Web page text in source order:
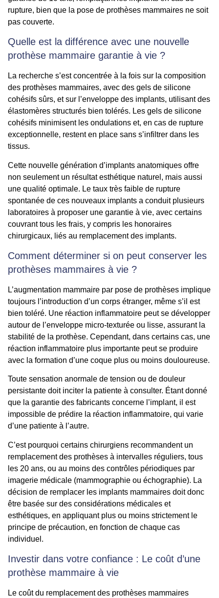
rupture, bien que la pose de prothèses mammaires ne soit
pas couverte.
Quelle est la différence avec une nouvelle
prothèse mammaire garantie à vie ?
La recherche s’est concentrée à la fois sur la composition
des prothèses mammaires, avec des gels de silicone
cohésifs sûrs, et sur l’enveloppe des implants, utilisant des
élastomères structurés bien tolérés. Les gels de silicone
cohésifs minimisent les ondulations et, en cas de rupture
exceptionnelle, restent en place sans s’infiltrer dans les
tissus.
Cette nouvelle génération d’implants anatomiques offre
non seulement un résultat esthétique naturel, mais aussi
une qualité optimale. Le taux très faible de rupture
spontanée de ces nouveaux implants a conduit plusieurs
laboratoires à proposer une garantie à vie, avec certains
couvrant tous les frais, y compris les honoraires
chirurgicaux, liés au remplacement des implants.
Comment déterminer si on peut conserver les
prothèses mammaires à vie ?
L’augmentation mammaire par pose de prothèses implique
toujours l’introduction d’un corps étranger, même s’il est
bien toléré. Une réaction inflammatoire peut se développer
autour de l’enveloppe micro-texturée ou lisse, assurant la
stabilité de la prothèse. Cependant, dans certains cas, une
réaction inflammatoire plus importante peut se produire
avec la formation d’une coque plus ou moins douloureuse.
Toute sensation anormale de tension ou de douleur
persistante doit inciter la patiente à consulter. Étant donné
que la garantie des fabricants concerne l’implant, il est
impossible de prédire la réaction inflammatoire, qui varie
d’une patiente à l’autre.
C’est pourquoi certains chirurgiens recommandent un
remplacement des prothèses à intervalles réguliers, tous
les 20 ans, ou au moins des contrôles périodiques par
imagerie médicale (mammographie ou échographie). La
décision de remplacer les implants mammaires doit donc
être basée sur des considérations médicales et
esthétiques, en appliquant plus ou moins strictement le
principe de précaution, en fonction de chaque cas
individuel.
Investir dans votre confiance : Le coût d’une
prothèse mammaire à vie
Le coût du remplacement des prothèses mammaires